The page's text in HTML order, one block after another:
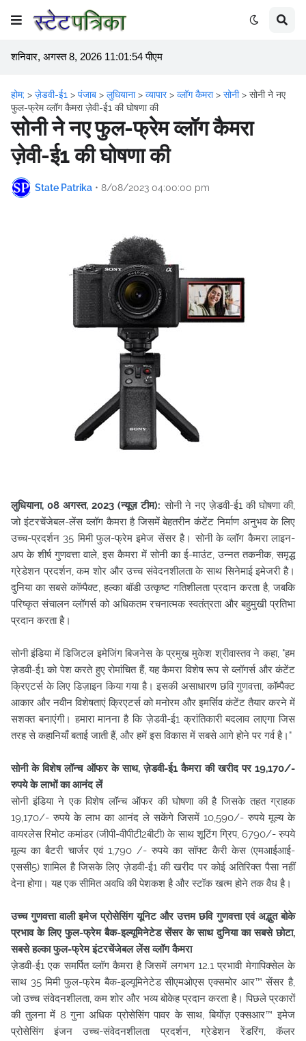
शनिवार, अगस्त 8, 2026 11:01:54 पीएम
होम; > ज़ेडवी-ई1 > पंजाब > लुधियाना> व्यापार> व्लॉग कैमरा> सोनी> सोनी ने नए
फुल-फ्रेम व्लॉग कैमरा ज़ेवी-ई1 की घोषणा की
सोनी ने नए फुल-फ्रेम व्लॉग कैमरा
ज़ेवी-ई1 की घोषणा की
State Patrika • 8/08/2023 04:00:00 pm
लुधियाना, 08 अगस्त, 2023 (न्यूज़ टीम): सोनी ने नए ज़ेडवी-ई1 की घोषणा की,
जो इंटरचेंजेबल-लेंस व्लॉग कैमरा है जिसमें बेहतरीन कंटेंट निर्माण अनुभव के लिए
उच्च-प्रदर्शन 35 मिमी फुल-फ्रेम इमेज सेंसर है। सोनी के व्लॉग कैमरा लाइन-
अप के शीर्ष गुणवत्ता वाले, इस कैमरा में सोनी काई-माउंट, उन्नत तकनीक, समृद्ध
ग्रेडेशन प्रदर्शन, कम शोर और उच्च संवेदनशीलता के साथ सिनेमाई इमेजरी है।
दुनिया का सबसे कॉम्पैक्ट, हल्का बॉडी उत्कृष्ट गतिशीलता प्रदान करता है, जबकि
परिष्कृत संचालन व्लॉगर्स को अधिकतम रचनात्मक स्वतंत्रता और बहुमुखी प्रतिभा
प्रदान करता है।
सोनी इंडिया में डिजिटल इमेजिंग बिजनेस के प्रमुख मुकेश श्रीवास्तव ने कहा, "हम
ज़ेडवी-ई1 को पेश करते हुए रोमांचित हैं, यह कैमरा विशेष रूप से व्लॉगर्स और कंटेंट
क्रिएटर्स के लिए डिज़ाइन किया गया है। इसकी असाधारण छवि गुणवत्ता, कॉम्पैक्ट
आकार और नवीन विशेषताएं क्रिएटर्स को मनोरम और इमर्सिव कंटेंट तैयार करने में
सशक्त बनाएंगी। हमारा मानना है कि ज़ेडवी-ई1 क्रांतिकारी बदलाव लाएगा जिस
तरह से कहानियाँ बताई जाती हैं, और हमें इस विकास में सबसे आगे होने पर गर्व है।"
सोनी के विशेष लॉन्च ऑफर के साथ, ज़ेडवी-ई1 कैमरा की खरीद पर 19,170/-
रुपये के लाभों का आनंद लें
सोनी इंडिया ने एक विशेष लॉन्च ऑफर की घोषणा की है जिसके तहत ग्राहक
19,170/- रुपये के लाभ का आनंद ले सकेंगे जिसमें 10,590/- रुपये मूल्य के
वायरलेस रिमोट कमांडर (जीपी-वीपीटी2बीटी) के साथ शूटिंग ग्रिप, 6790/- रुपये
मूल्य का बैटरी चार्जर एवं 1,790 /- रुपये का सॉफ्ट कैरी केस (एमआईआई-
एससी5) शामिल है जिसके लिए ज़ेडवी-ई1 की खरीद पर कोई अतिरिक्त पैसा नहीं
देना होगा। यह एक सीमित अवधि की पेशकश है और स्टॉक खत्म होने तक वैध है।
उच्च गुणवत्ता वाली इमेज प्रोसेसिंग यूनिट और उत्तम छवि गुणवत्ता एवं अद्भुत बोके
प्रभाव के लिए फुल-फ्रेम बैक-इल्यूमिनेटेड सेंसर के साथ दुनिया का सबसे छोटा,
सबसे हल्का फुल-फ्रेम इंटरचेंजेबल लेंस व्लॉग कैमरा
ज़ेडवी-ई1 एक समर्पित व्लॉग कैमरा है जिसमें लगभग 12.1 प्रभावी मेगापिक्सेल के
साथ 35 मिमी फुल-फ्रेम बैक-इल्यूमिनेटेड सीएमओएस एक्समोर आर™ सेंसर है,
जो उच्च संवेदनशीलता, कम शोर और भव्य बोकेह प्रदान करता है। पिछले प्रकारों
की तुलना में 8 गुना अधिक प्रोसेसिंग पावर के साथ, बियोंज़ एक्सआर™ इमेज
प्रोसेसिंग इंजन उच्च-संवेदनशीलता प्रदर्शन, ग्रेडेशन रेंडरिंग, कॅलर